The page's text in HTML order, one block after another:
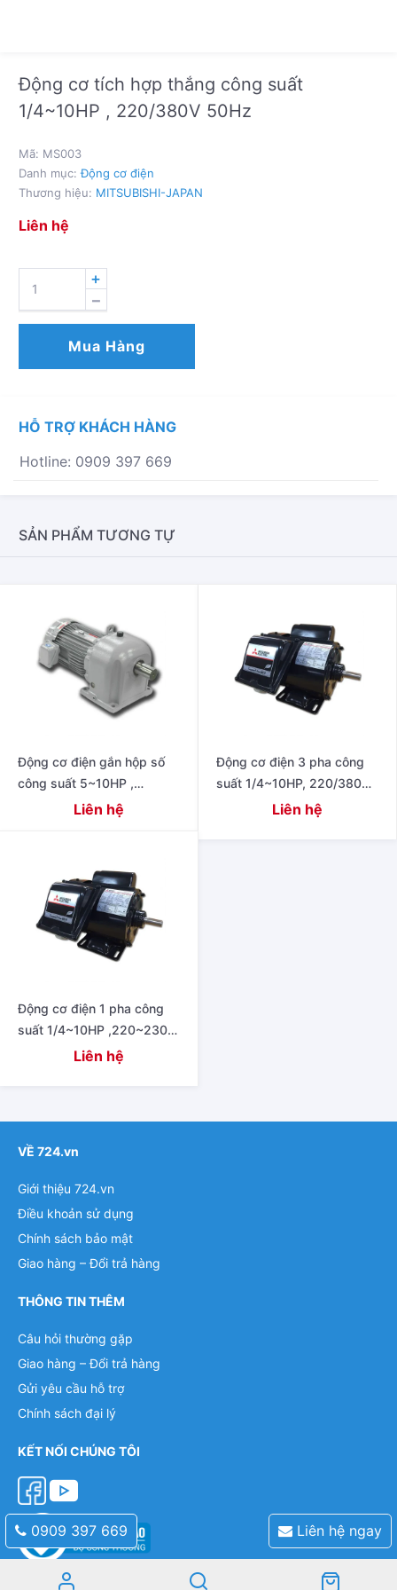
Động cơ tích hợp thắng công suất
1/4~10HP , 220/380V 50Hz
Liên hệ
,
Mua Hàng
Mã: MS003
Danh mục:Động cơ điện
Thương hiệu: MITSUBISHI-JAPAN
HỖ TRỢ KHÁCH HÀNG
Hotline: 0909 397 669
SẢN PHẨM TƯƠNG TỰ
Động cơ điện gắn hộp số
công suất 5~10HP ,
220/380~415V 50Hz,
Liên hệ
Động cơ điện 3 pha công
suất 1/4~10HP, 220/380V
Liên hệ
Động cơ điện 1 pha công
suất 1/4~10HP ,220~230V
Liên hệ
VỀ 724.vn
Giới thiệu 724.vn
Điều khoản sử dụng
Chính sách bảo mật
Giao hàng – Đổi trả hàng
THÔNG TIN THÊM
Câu hỏi thường gặp
Giao hàng – Đổi trả hàng
Gửi yêu cầu hỗ trợ
Chính sách đại lý
KẾT NỐI CHÚNG TÔI
0909 397 669 Liên hệ ngay